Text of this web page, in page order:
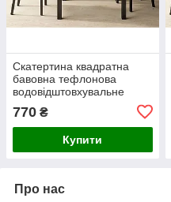
Скатертина квадратна
бавовна тефлонова
водовідштовхувальне
гідрофобне просочення
квіти сакури на синьому
тлі
770 ₴
Купити
Про нас